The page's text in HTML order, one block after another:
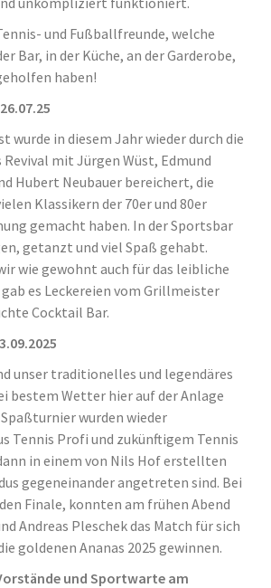
und Fußballfreunde, welche
Bar, in der Küche, an der Garderobe,
haben!
wurde in diesem Jahr wieder durch die
Revival mit Jürgen Wüst, Edmund
Hubert Neubauer bereichert, die
Klassikern der 70er und 80er
gemacht haben. In der Sportsbar
getanzt und viel Spaß gehabt.
wie gewohnt auch für das leibliche
es Leckereien vom Grillmeister
Cocktail Bar.
unser traditionelles und legendäres
bestem Wetter hier auf der Anlage
wurden wieder
Tennis Profi und zukünftigem Tennis
in einem von Nils Hof erstellten
gegeneinander angetreten sind. Bei
Finale, konnten am frühen Abend
Andreas Pleschek das Match für sich
goldenen Ananas 2025 gewinnen.
und Sportwarte am